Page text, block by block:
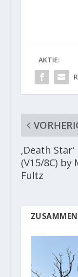
AKTIE:
‚Death Star‘
(V15/8C) by
Fultz